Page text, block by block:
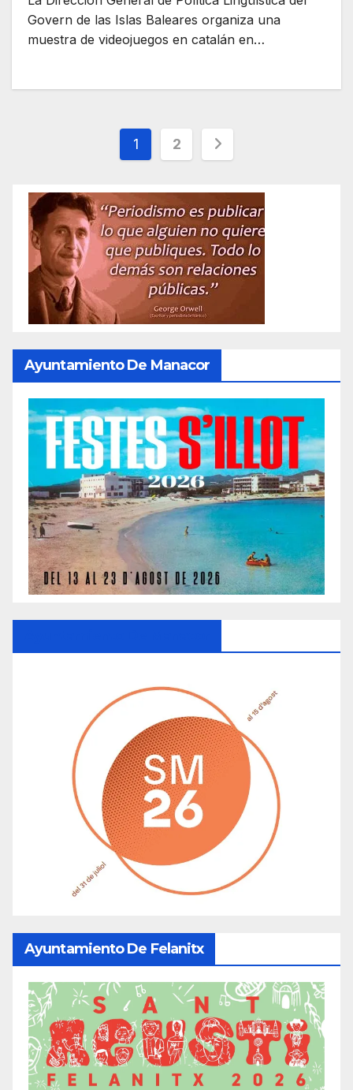
Govern de las Islas Baleares organiza una
muestra de videojuegos en catalán en…
Paginación
entradas
1 2
Ayuntamiento De Manacor
Ayuntamiento De Felanitx